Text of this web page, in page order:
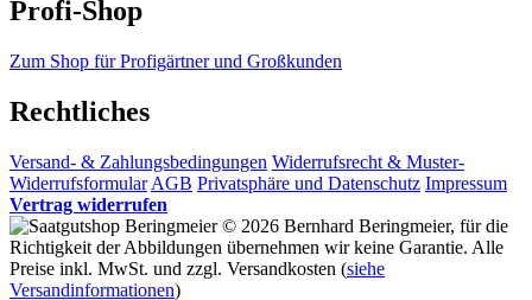
Profi-Shop
Zum Shop für Profigärtner und Großkunden
Rechtliches
Versand- & Zahlungsbedingungen Widerrufsrecht & Muster-
Widerrufsformular AGB Privatsphäre und Datenschutz Impressum
Vertrag widerrufen
© 2026 Bernhard Beringmeier, für die
Richtigkeit der Abbildungen übernehmen wir keine Garantie. Alle
Preise inkl. MwSt. und zzgl. Versandkosten (siehe
Versandinformationen)